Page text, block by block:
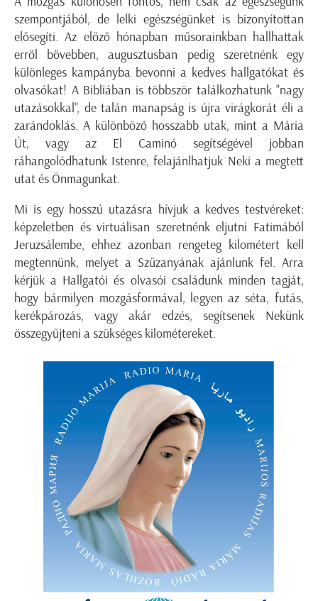
szempontjából, de lelki egészségünket is bizonyítottan
elősegíti. Az előző hónapban műsorainkban hallhattak
erről bővebben, augusztusban pedig szeretnénk egy
különleges kampányba bevonni a kedves hallgatókat és
olvasókat! A Bibliában is többször találkozhatunk "nagy
utazásokkal", de talán manapság is újra virágkorát éli a
zarándoklás. A különböző hosszabb utak, mint a Mária
Út, vagy az El Caminó segítségével jobban
ráhangolódhatunk Istenre, felajánlhatjuk Neki a megtett
utat és Önmagunkat.
Mi is egy hosszú utazásra hívjuk a kedves testvéreket:
képzeletben és virtuálisan szeretnénk eljutni Fatimából
Jeruzsálembe, ehhez azonban rengeteg kilométert kell
megtennünk, melyet a Szűzanyának ajánlunk fel. Arra
kérjük a Hallgatói és olvasói családunk minden tagját,
hogy bármilyen mozgásformával, legyen az séta, futás,
kerékpározás, vagy akár edzés, segítsenek Nekünk
összegyűjteni a szükséges kilométereket.